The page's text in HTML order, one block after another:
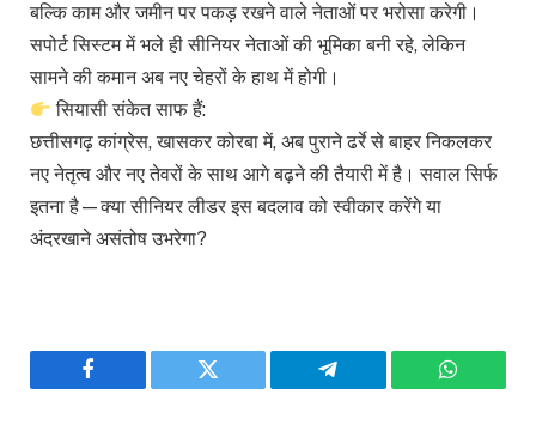
बल्कि काम और जमीन पर पकड़ रखने वाले नेताओं पर भरोसा करेगी।
सपोर्ट सिस्टम में भले ही सीनियर नेताओं की भूमिका बनी रहे, लेकिन
सामने की कमान अब नए चेहरों के हाथ में होगी।
सियासी संकेत साफ हैं:
छत्तीसगढ़ कांग्रेस, खासकर कोरबा में, अब पुराने ढर्रे से बाहर निकलकर
नए नेतृत्व और नए तेवरों के साथ आगे बढ़ने की तैयारी में है। सवाल सिर्फ
इतना है—क्या सीनियर लीडर इस बदलाव को स्वीकार करेंगे या
अंदरखाने असंतोष उभरेगा?
Facebook Twitter Telegram